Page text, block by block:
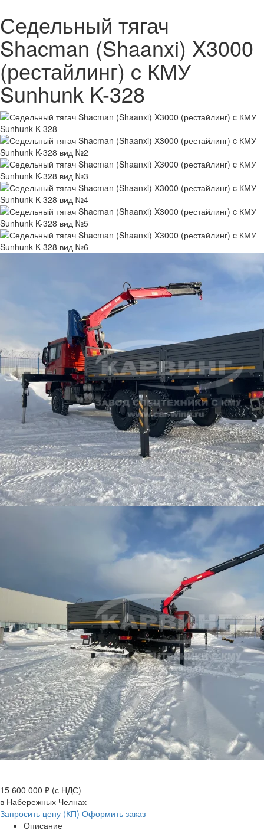
Седельный тягач
Shacman (Shaanxi) X3000
(рестайлинг) c КМУ
Sunhunk K-328
15 600 000 ₽ (с НДС)
в Набережных Челнах
Запросить цену (КП) Оформить заказ
Описание